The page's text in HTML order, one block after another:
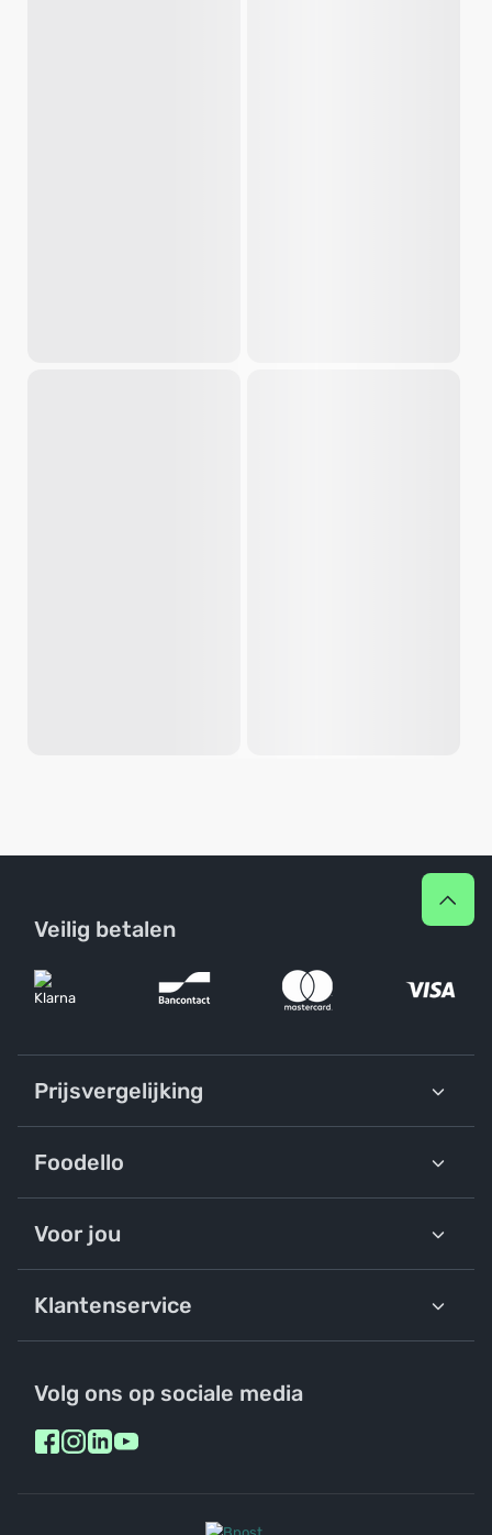
Veilig betalen
Prijsvergelijking
Foodello
Voor jou
Klantenservice
Volg ons op sociale media